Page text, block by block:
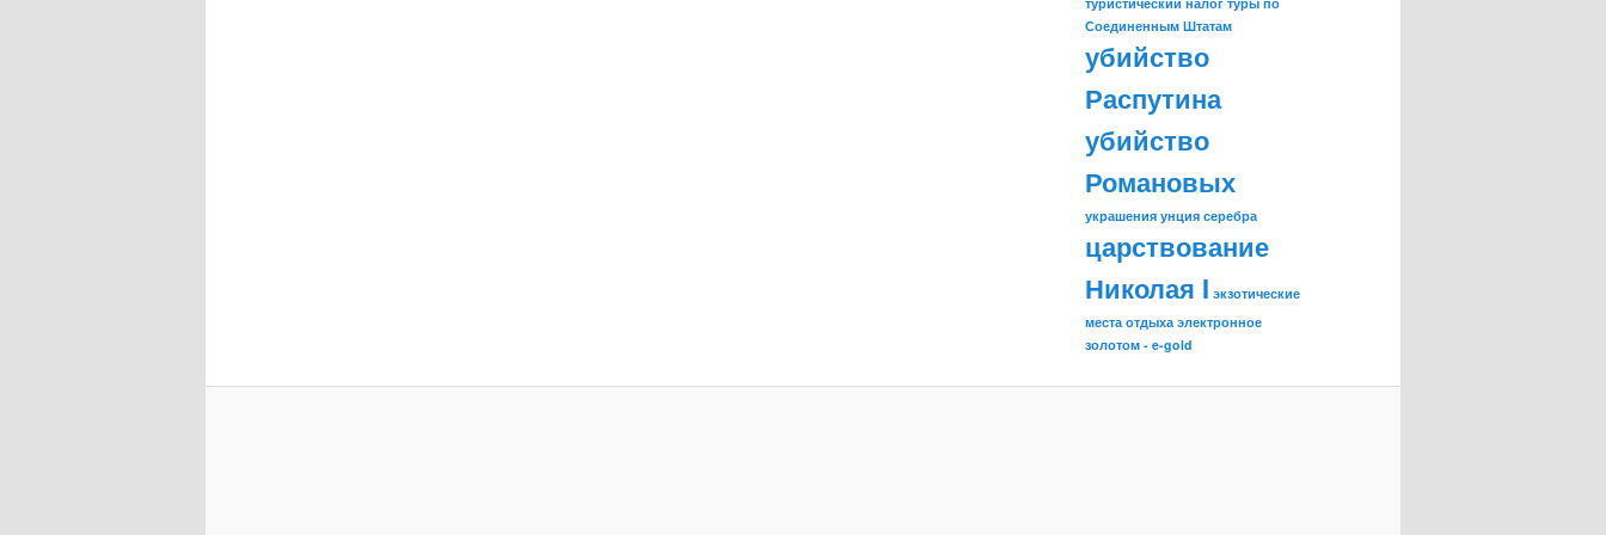
Соединенным Штатам
убийство
Распутина
убийство
Романовых
украшения унция серебра
царствование
Николая I экзотические
места отдыха электронное
золотом - e-gold